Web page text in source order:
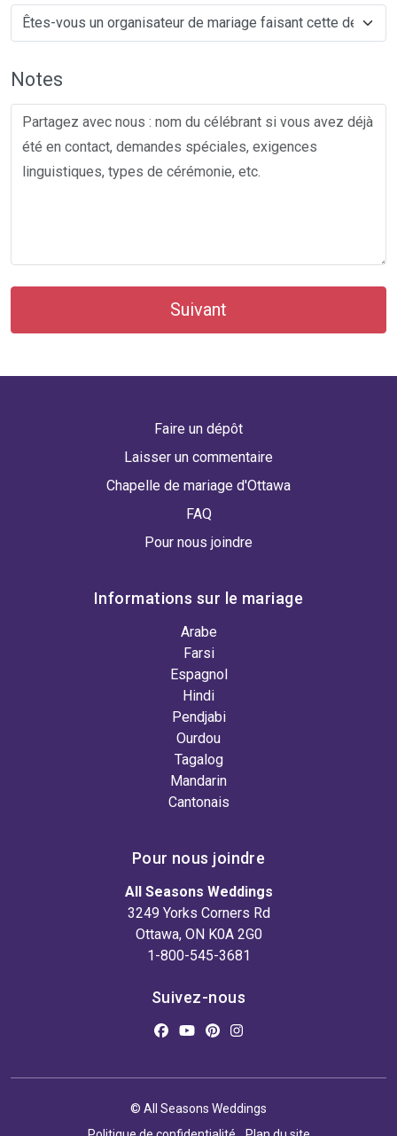
Notes
Suivant
Faire un dépôt
Laisser un commentaire
Chapelle de mariage d'Ottawa
FAQ
Pour nous joindre
Informations sur le mariage
Arabe
Farsi
Espagnol
Hindi
Pendjabi
Ourdou
Tagalog
Mandarin
Cantonais
Pour nous joindre
All Seasons Weddings
3249 Yorks Corners Rd
Ottawa, ON K0A 2G0
1-800-545-3681
Suivez-nous
© All Seasons Weddings